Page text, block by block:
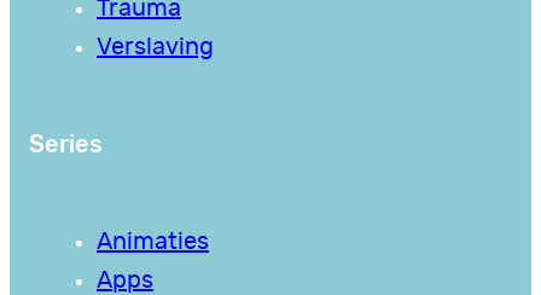
Trauma
Verslaving
Series
Animaties
Apps